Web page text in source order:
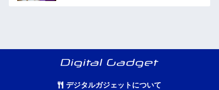
デジタルガジェットについて